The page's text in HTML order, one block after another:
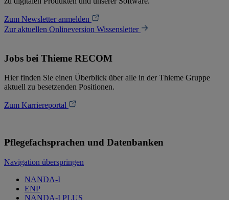
Zum Newsletter anmelden
Zur aktuellen Onlineversion Wissensletter
Jobs bei Thieme RECOM
Hier finden Sie einen Überblick über alle in der Thieme Gruppe
aktuell zu besetzenden Positionen.
Zum Karriereportal
Pflegefachsprachen und Datenbanken
Navigation überspringen
NANDA-I
ENP
NANDA-I PLUS